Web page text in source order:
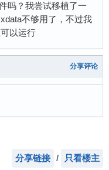
吗？我尝试移植了一
不够用了，不过我
以运行
分享评论
分享链接 / 只看楼主